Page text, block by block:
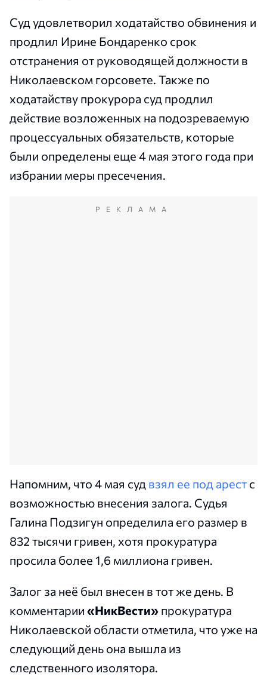
Суд удовлетворил ходатайство обвинения и
продлил Ирине Бондаренко срок
отстранения от руководящей должности в
Николаевском горсовете. Также по
ходатайству прокурора суд продлил
действие возложенных на подозреваемую
процессуальных обязательств, которые
были определены еще 4 мая этого года при
избрании меры пресечения.
РЕКЛАМА
Напомним, что 4 мая суд взял ее под арест с
возможностью внесения залога. Судья
Галина Подзигун определила его размер в
832 тысячи гривен, хотя прокуратура
просила более 1,6 миллиона гривен.
Залог за неё был внесен в тот же день. В
комментарии «НикВести» прокуратура
Николаевской области отметила, что уже на
следующий день она вышла из
следственного изолятора.